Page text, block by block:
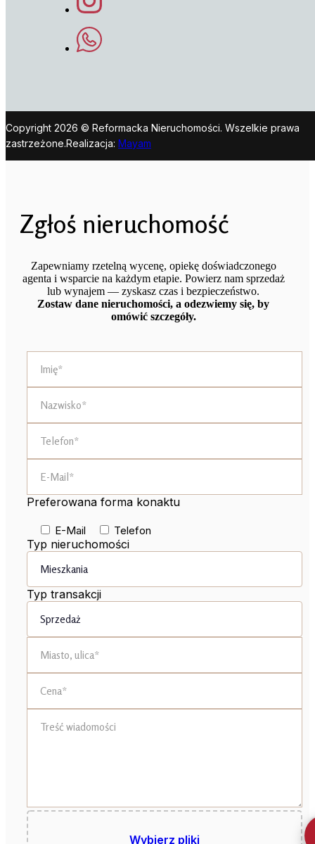
Copyright 2026 © Reformacka Nieruchomości. Wszelkie prawa
zastrzeżone.Realizacja: Mayam
Zgłoś nieruchomość
Zapewniamy rzetelną wycenę, opiekę doświadczonego
agenta i wsparcie na każdym etapie. Powierz nam sprzedaż
lub wynajem — zyskasz czas i bezpieczeństwo.
Zostaw dane nieruchomości, a odezwiemy się, by
omówić szczegóły.
Preferowana forma konaktu
E-Mail Telefon
Typ nieruchomości
Typ transakcji
Wybierz pliki